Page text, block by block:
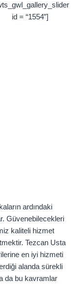
id = “1554”]
ardındaki
Güvenebilecekleri
kaliteli hizmet
Tezcan Usta
en iyi hizmeti
alanda sürekli
da bu kavramlar